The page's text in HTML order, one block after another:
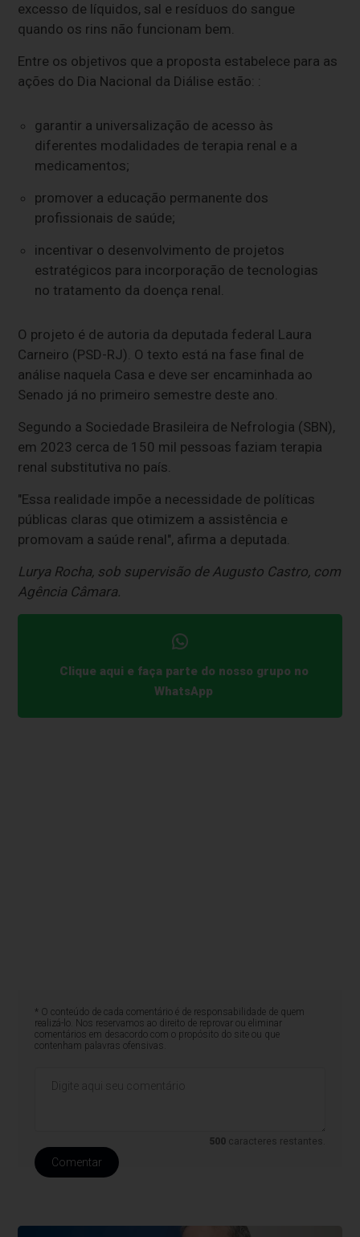
excesso de líquidos, sal e resíduos do sangue
quando os rins não funcionam bem.
Entre os objetivos que a proposta estabelece para as
ações do Dia Nacional da Diálise estão: :
garantir a universalização de acesso às
diferentes modalidades de terapia renal e a
medicamentos;
promover a educação permanente dos
profissionais de saúde;
incentivar o desenvolvimento de projetos
estratégicos para incorporação de tecnologias
no tratamento da doença renal.
O projeto é de autoria da deputada federal Laura
Carneiro (PSD-RJ). O texto está na fase final de
análise naquela Casa e deve ser encaminhada ao
Senado já no primeiro semestre deste ano.
Segundo a Sociedade Brasileira de Nefrologia (SBN),
em 2023 cerca de 150 mil pessoas faziam terapia
renal substitutiva no país.
"Essa realidade impõe a necessidade de políticas
públicas claras que otimizem a assistência e
promovam a saúde renal", afirma a deputada.
Lurya Rocha, sob supervisão de Augusto Castro, com
Agência Câmara.
Clique aqui e faça parte do nosso grupo no
WhatsApp
* O conteúdo de cada comentário é de responsabilidade de quem
realizá-lo. Nos reservamos ao direito de reprovar ou eliminar
comentários em desacordo com o propósito do site ou que
contenham palavras ofensivas.
500 caracteres restantes.
Comentar